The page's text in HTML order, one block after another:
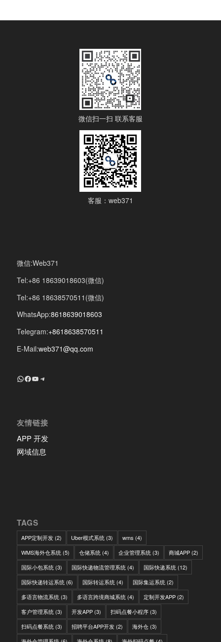
微信扫一扫 联系客服
客服：web371
微信:Web371
Tel:+86 18639018603(微信)
Tel:+86 18638570511(微信)
WhatsApp:8618639018603
Telegram:+8618638570511
E-Mail:web371@qq.com
+8618639018603
Facebook
YouTube
Telegram
友情链接
APP 开发
网域信息
TAGS
APP定制开发(2) Uber模式系统(3) wms (4)
WMS海外仓系统(5) 仓储系统(4) 企业管理系统(3) 商城APP(2)
国际小包系统(3) 国际快递物流管理系统(4) 国际快递系统(12)
国际快递转运系统(6) 国际转运系统(4) 国际集运系统(2)
多语言物流系统(3) 多语言跨境商城系统(4) 定制开发APP(2)
客户管理系统(3) 开发APP(3) 扫码点餐小程序(3)
扫码点餐系统(3) 招聘平台APP开发(2) 海外仓(3)